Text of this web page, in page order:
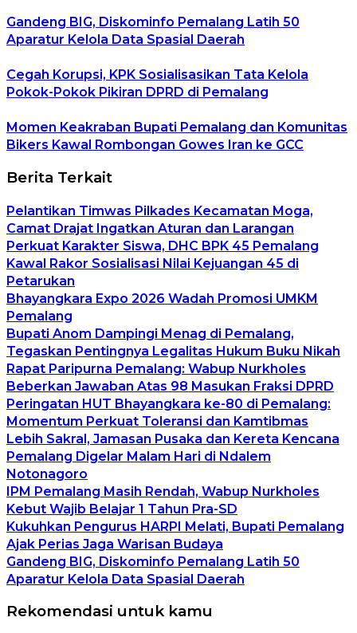
Gandeng BIG, Diskominfo Pemalang Latih 50
Aparatur Kelola Data Spasial Daerah
Cegah Korupsi, KPK Sosialisasikan Tata Kelola
Pokok-Pokok Pikiran DPRD di Pemalang
Momen Keakraban Bupati Pemalang dan Komunitas
Bikers Kawal Rombongan Gowes Iran ke GCC
Berita Terkait
Pelantikan Timwas Pilkades Kecamatan Moga,
Camat Drajat Ingatkan Aturan dan Larangan
Perkuat Karakter Siswa, DHC BPK 45 Pemalang
Kawal Rakor Sosialisasi Nilai Kejuangan 45 di
Petarukan
Bhayangkara Expo 2026 Wadah Promosi UMKM
Pemalang
Bupati Anom Dampingi Menag di Pemalang,
Tegaskan Pentingnya Legalitas Hukum Buku Nikah
Rapat Paripurna Pemalang: Wabup Nurkholes
Beberkan Jawaban Atas 98 Masukan Fraksi DPRD
Peringatan HUT Bhayangkara ke-80 di Pemalang:
Momentum Perkuat Toleransi dan Kamtibmas
Lebih Sakral, Jamasan Pusaka dan Kereta Kencana
Pemalang Digelar Malam Hari di Ndalem
Notonagoro
IPM Pemalang Masih Rendah, Wabup Nurkholes
Kebut Wajib Belajar 1 Tahun Pra-SD
Kukuhkan Pengurus HARPI Melati, Bupati Pemalang
Ajak Perias Jaga Warisan Budaya
Gandeng BIG, Diskominfo Pemalang Latih 50
Aparatur Kelola Data Spasial Daerah
Rekomendasi untuk kamu